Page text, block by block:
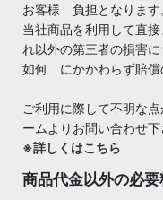
お客様 負担となります
当社商品を利用して直
れ以外の第三者の損害
如何 にかかわらず賠償
ご利用に際して不明な
ームよりお問い合わせ下
※詳しくはこちら
商品代金以外の必